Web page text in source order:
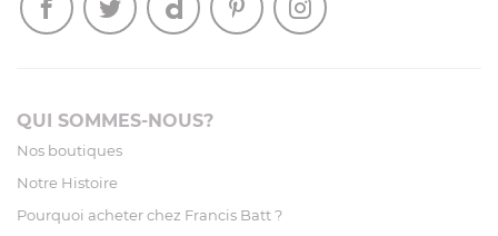
QUI SOMMES-NOUS?
Nos boutiques
Notre Histoire
Pourquoi acheter chez Francis Batt ?